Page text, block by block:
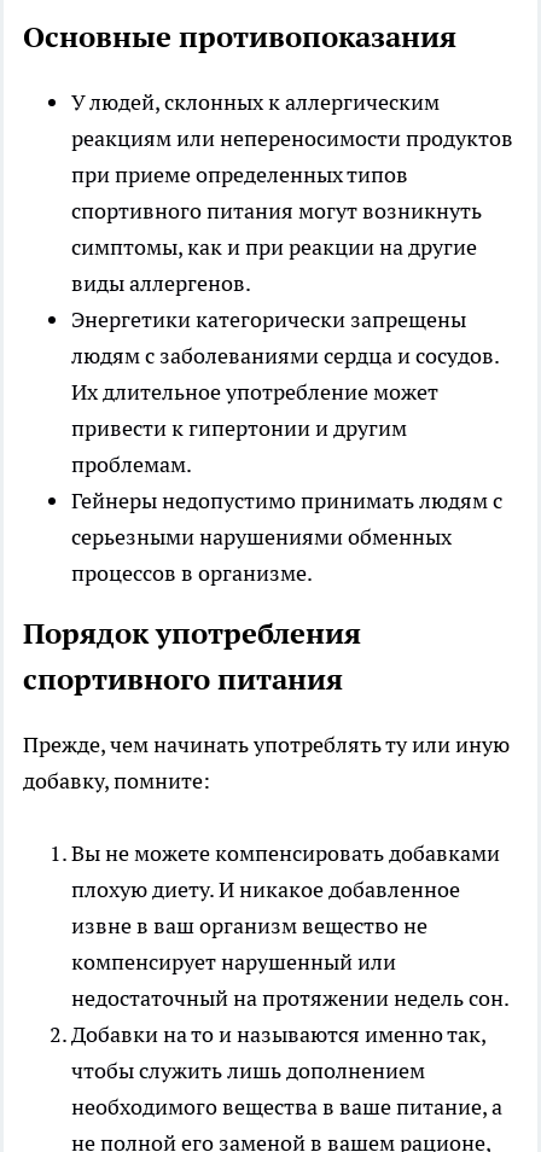
Основные противопоказания
У людей, склонных к аллергическим
реакциям или непереносимости продуктов
при приеме определенных типов
спортивного питания могут возникнуть
симптомы, как и при реакции на другие
виды аллергенов.
Энергетики категорически запрещены
людям с заболеваниями сердца и сосудов.
Их длительное употребление может
привести к гипертонии и другим
проблемам.
Гейнеры недопустимо принимать людям с
серьезными нарушениями обменных
процессов в организме.
Порядок употребления
спортивного питания
Прежде, чем начинать употреблять ту или иную
добавку, помните:
Вы не можете компенсировать добавками
плохую диету. И никакое добавленное
извне в ваш организм вещество не
компенсирует нарушенный или
недостаточный на протяжении недель сон.
Добавки на то и называются именно так,
чтобы служить лишь дополнением
необходимого вещества в ваше питание, а
не полной его заменой в вашем рационе,